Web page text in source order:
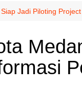
Jadi Piloting